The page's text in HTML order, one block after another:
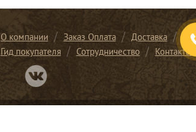
О компании Заказ Оплата
Доставка
Гид покупателя
Сотрудничество
Контакты
Перейти в нашу группу Вконтакте